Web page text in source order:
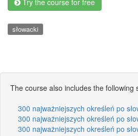
Try the course for free
słowacki
The course also includes the following
300 najważniejszych określeń po
300 najważniejszych określeń po
300 najważniejszych określeń po